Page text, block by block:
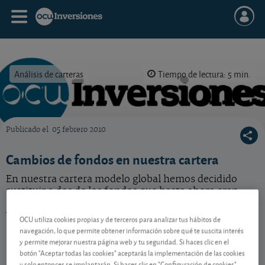
Análisis de carteras Tiempo de lectura: 5 min.
Publicado el 05 febrero 2010
Cambios de fondos en nuestra cartera
En nuestra cartera modelo global hemos decidido
sustituir a dos de los fondos que hasta ahora eran
nuestros favoritos para invertir en acciones españolas
y en obligaciones en euros a medio plazo
Contenido reservado a SOCIOS
OCU utiliza cookies propias y de terceros para analizar tus hábitos de
navegación, lo que permite obtener información sobre qué te suscita interés
y permite mejorar nuestra página web y tu seguridad. Si haces clic en el
botón "Aceptar todas las cookies" aceptarás la implementación de las cookies